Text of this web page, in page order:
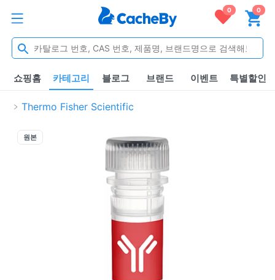
0 0
쇼핑홈 카테고리 블로그 브랜드 이벤트 특별할인
Thermo Fisher Scientific
원본